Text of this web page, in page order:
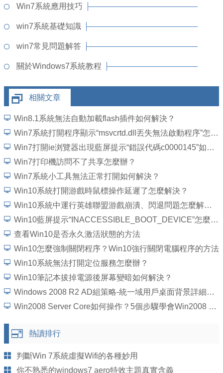
Win7系統應用技巧
win7系統基礎知識
win7常見問題解答
關於Windows7系統教程
相關文章
Win8.1系統無法自動加載flash插件如何解決？
Win7系統打開程序顯示“msvcrtd.dll丟失無法啟動程序”怎麼解決
Win7打開ie浏覽器出現藍屏提示“錯誤代碼c0000145”如何解決？
Win7打印機訪問不了共享怎麼辦？
Win7系統小工具無法正常打開如何解決？
Win10系統打開游戲時鼠標操作延遲了怎麼解決？
Win10系統中運行英雄聯盟游戲崩潰、閃退問題怎麼解決？
Win10藍屏提示“INACCESSIBLE_BOOT_DEVICE”怎麼處理？
查看Win10是否永久激活狀態的方法
Win10怎麼強制關閉程序？Win10強行關閉電腦程序的方法
Win10系統無法打開定位服務怎麼辦？
Win10筆記本拔掉電源後屏幕變暗如何解決？
Windows 2008 R2 AD組策略-統一域用戶桌面背景詳細圖文教程
Win2008 Server Core如何操作？5個步驟學會Win2008 Server Core操作
熱讀排行
判斷Win 7系統虛擬Wifi的各種妙用
你不熟悉的windows7 aero特效主題真實含義